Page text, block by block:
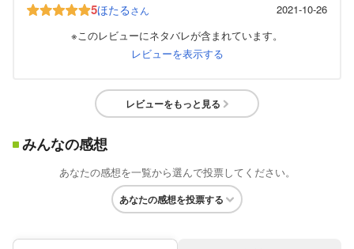
5ほたるさん
2021-10-26
※このレビューにネタバレが含まれています。
レビューを表示する
レビューをもっと見る
みんなの感想
あなたの感想を一覧から選んで投票してください。
あなたの感想を投票する